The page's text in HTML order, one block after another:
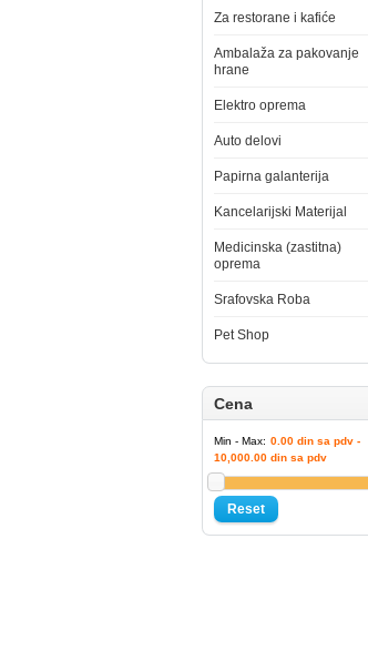
Za restorane i kafiće
Ambalaža za pakovanje
hrane
Elektro oprema
Auto delovi
Papirna galanterija
Kancelarijski Materijal
Medicinska (zastitna)
oprema
Srafovska Roba
Pet Shop
Cena
Min - Max: 0.00 din sa pdv -
10,000.00 din sa pdv
Reset